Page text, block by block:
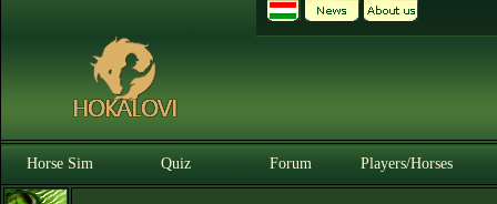
Horse Sim Quiz Forum Players/Horses